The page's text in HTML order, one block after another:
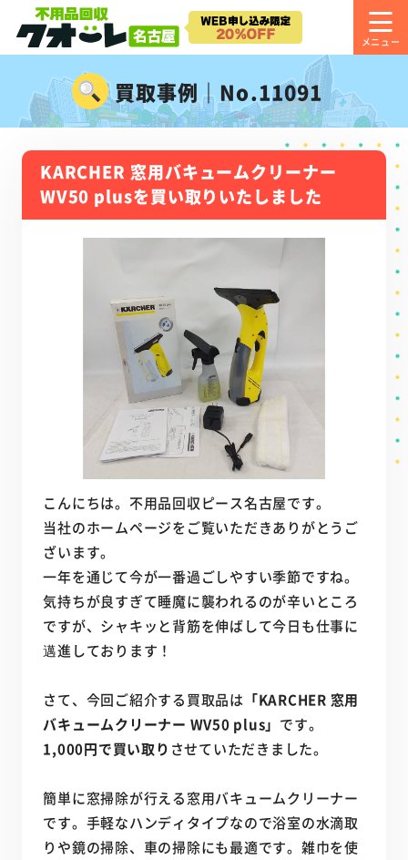
買取事例｜No.11091
KARCHER 窓用バキュームクリーナー
WV50 plusを買い取りいたしました
こんにちは。不用品回収ピース名古屋です。
当社のホームページをご覧いただきありがとうご
ざいます。
一年を通じて今が一番過ごしやすい季節ですね。
気持ちが良すぎて睡魔に襲われるのが辛いところ
ですが、シャキッと背筋を伸ばして今日も仕事に
邁進しております！
さて、今回ご紹介する買取品は 「KARCHER 窓用
バキュームクリーナー WV50 plus」 です。
1,000円で買い取り させていただきました。
簡単に窓掃除が行える窓用バキュームクリーナー
です。手軽なハンディタイプなので浴室の水滴取
りや鏡の掃除、車の掃除にも最適です。雑巾を使